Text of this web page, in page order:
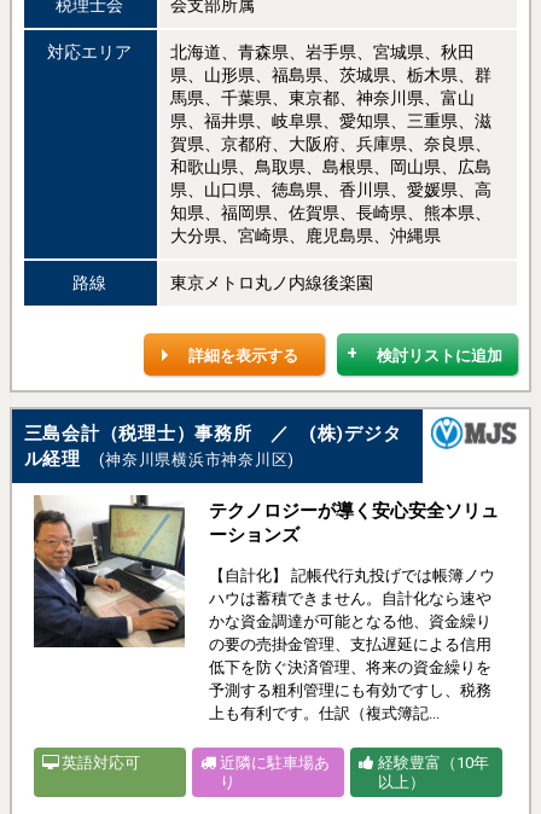
税理士会 会支部所属
対応エリア
北海道、青森県、岩手県、宮城県、秋田
県、山形県、福島県、茨城県、栃木県、群
馬県、千葉県、東京都、神奈川県、富山
県、福井県、岐阜県、愛知県、三重県、滋
賀県、京都府、大阪府、兵庫県、奈良県、
和歌山県、鳥取県、島根県、岡山県、広島
県、山口県、徳島県、香川県、愛媛県、高
知県、福岡県、佐賀県、長崎県、熊本県、
大分県、宮崎県、鹿児島県、沖縄県
路線 東京メトロ丸ノ内線後楽園
検討リストに追加
詳細を表示する
三島会計（税理士）事務所 ／ (株)デジタ
ル経理
(神奈川県横浜市神奈川区)
テクノロジーが導く安心安全ソリュ
ーションズ
【自計化】 記帳代行丸投げでは帳簿ノウ
ハウは蓄積できません。自計化なら速や
かな資金調達が可能となる他、資金繰り
の要の売掛金管理、支払遅延による信用
低下を防ぐ決済管理、将来の資金繰りを
予測する粗利管理にも有効ですし、税務
上も有利です。仕訳（複式簿記...
英語対応可
近隣に駐車場あ
り
経験豊富（10年
以上）